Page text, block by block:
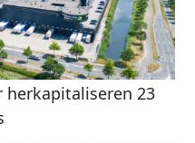
herkapitaliseren 23